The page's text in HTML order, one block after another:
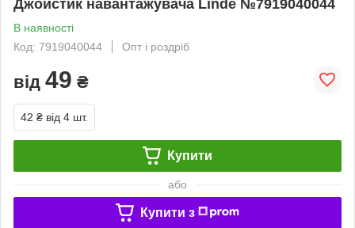
Джойстик навантажувача Linde №7919040044
В наявності
Код: 7919040044
Опт і роздріб
від 49 ₴
42 ₴ від 4 шт.
Купити
або
Купити з